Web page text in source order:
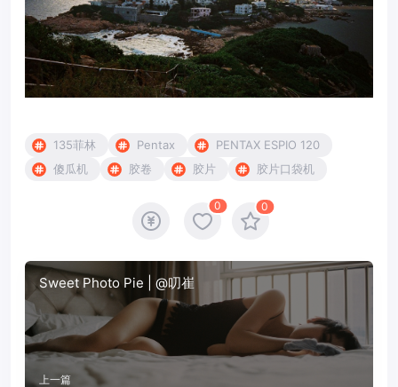
135菲林 Pentax
PENTAX ESPIO 120
傻瓜机
胶卷 胶片 胶片口袋机
0 0
Sweet Photo Pie | @叨崔
上一篇